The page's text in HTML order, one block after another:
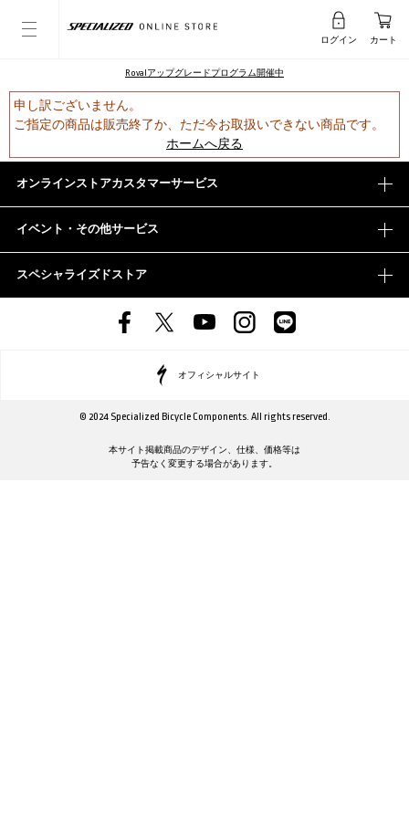
ログイン カート
Rovalアップグレードプログラム開催中
申し訳ございません。
ご指定の商品は販売終了か、ただ今お取扱いできない商品です。
ホームへ戻る
オンラインストアカスタマーサービス
イベント・その他サービス
スペシャライズドストア
オフィシャルサイト
© 2024 Specialized Bicycle Components. All rights reserved.
本サイト掲載商品のデザイン、仕様、価格等は
予告なく変更する場合があります。